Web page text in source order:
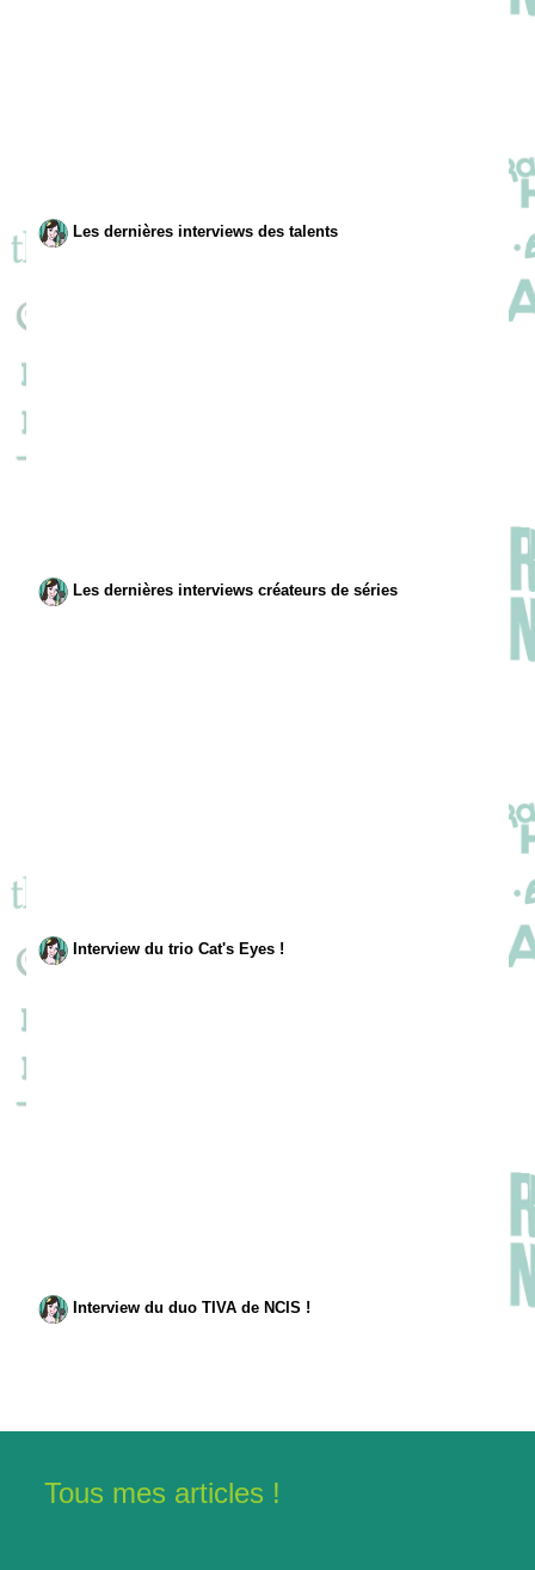
Les dernières interviews des talents
Les dernières interviews créateurs de séries
Interview du trio Cat's Eyes !
Interview du duo TIVA de NCIS !
Tous mes articles !